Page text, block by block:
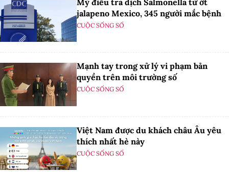
jalapeno Mexico, 345 người mắc bệnh
CUỘC SỐNG SỐ
Mạnh tay trong xử lý vi phạm bản
quyền trên môi trường số
CUỘC SỐNG SỐ
Việt Nam được du khách châu Âu yêu
thích nhất hè này
CUỘC SỐNG SỐ